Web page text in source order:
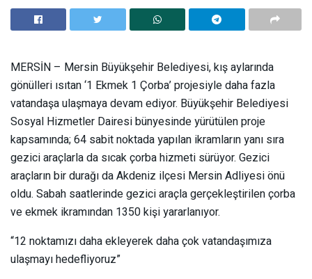
MERSİN – Mersin Büyükşehir Belediyesi, kış aylarında
gönülleri ısıtan ‘1 Ekmek 1 Çorba’ projesiyle daha fazla
vatandaşa ulaşmaya devam ediyor. Büyükşehir Belediyesi
Sosyal Hizmetler Dairesi bünyesinde yürütülen proje
kapsamında; 64 sabit noktada yapılan ikramların yanı sıra
gezici araçlarla da sıcak çorba hizmeti sürüyor. Gezici
araçların bir durağı da Akdeniz ilçesi Mersin Adliyesi önü
oldu. Sabah saatlerinde gezici araçla gerçekleştirilen çorba
ve ekmek ikramından 1350 kişi yararlanıyor.
“12 noktamızı daha ekleyerek daha çok vatandaşımıza
ulaşmayı hedefliyoruz”